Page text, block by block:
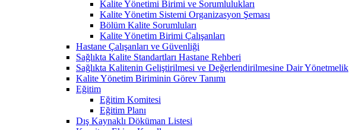
Kalite Yönetimi Birimi ve Sorumlulukları
Kalite Yönetim Sistemi Organizasyon Şeması
Bölüm Kalite Sorumluları
Kalite Yönetim Birimi Çalışanları
Hastane Çalışanları ve Güvenliği
Sağlıkta Kalite Standartları Hastane Rehberi
Sağlıkta Kalitenin Geliştirilmesi ve Değerlendirilmesine Dair Yönetmelik
Kalite Yönetim Biriminin Görev Tanımı
Eğitim
Eğitim Komitesi
Eğitim Planı
Dış Kaynaklı Döküman Listesi